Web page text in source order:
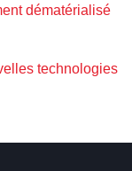
dématérialisé
technologies